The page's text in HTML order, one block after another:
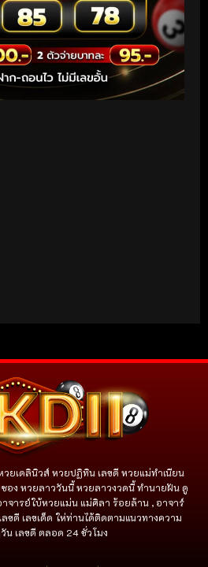
ยเดลินิวส์ หวยปฏิทิน เลขดี หวยแม่ทำเนียน
อง หวยลาววันนี้ หวยลาวงวดนี้ ทำนายฝัน ดู
จารย์ใบ้หวยแม่น แม่ศิลา ร้อยล้าน , อาจาร์
ขดี เลขเด็ด ให่ท่านได้ติดตามแนวทางความ
น เลขดี ตลอด 24 ชั่วโมง